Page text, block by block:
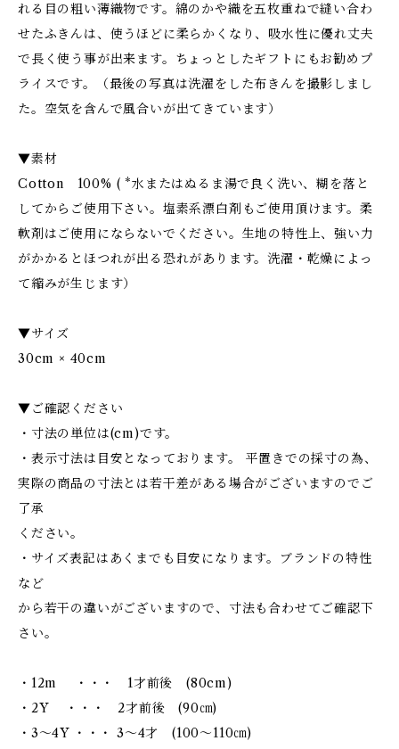
れる目の粗い薄織物です。綿のかや織を五枚重ねで縫い合わ
せたふきんは、使うほどに柔らかくなり、吸水性に優れ丈夫
で長く使う事が出来ます。ちょっとしたギフトにもお勧めプ
ライスです。（最後の写真は洗濯をした布きんを撮影しまし
た。空気を含んで風合いが出てきています）
▼素材
Cotton 100% ( *水またはぬるま湯で良く洗い、糊を落と
してからご使用下さい。塩素系漂白剤もご使用頂けます。柔
軟剤はご使用にならないでください。生地の特性上、強い力
がかかるとほつれが出る恐れがあります。洗濯・乾燥によっ
て縮みが生じます）
▼サイズ
30cm × 40cm
▼ご確認ください
・寸法の単位は(cm)です。
・表示寸法は目安となっております。 平置きでの採寸の為、
実際の商品の寸法とは若干差がある場合がございますのでご
了承
ください。
・サイズ表記はあくまでも目安になります。ブランドの特性
など
から若干の違いがございますので、寸法も合わせてご確認下
さい。
・12m ・・・ 1才前後 (80cm)
・2Y ・・・ 2才前後 (90㎝)
・3～4Y ・・・ 3～4才 (100～110㎝)